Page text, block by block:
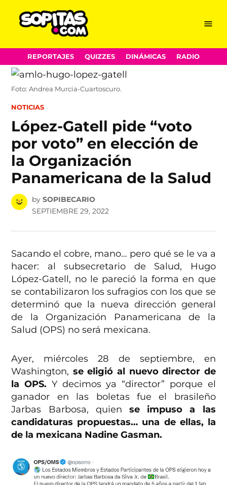
Skip
to
content
Menu
REPORTAJES QUIZZES DINÁMICAS RADIO
Foto: Andrea Murcia-Cuartoscuro.
POSTED
NOTICIAS
López-Gatell pide “voto
por voto” en elección de
la Organización
Panamericana de la Salud
by SOPIBECARIO
SEPTIEMBRE 29, 2022
Sacando el cobre, mano… pero qué se le va a
hacer: al subsecretario de Salud, Hugo
López-Gatell, no le pareció la forma en que
se contabilizaron los sufragios con los que se
determinó que la nueva dirección general
de la Organización Panamericana de la
Salud (OPS) no será mexicana.
Ayer, miércoles 28 de septiembre, en
Washington, se eligió al nuevo director de
la OPS. Y decimos ya “director” porque el
ganador en las boletas fue el brasileño
Jarbas Barbosa, quien se impuso a las
candidaturas propuestas… una de ellas, la
de la mexicana Nadine Gasman.